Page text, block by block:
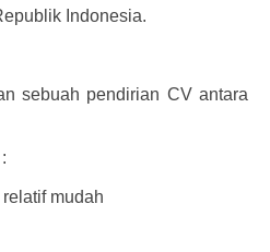
Indonesia.
sebuah pendirian CV antara
mudah